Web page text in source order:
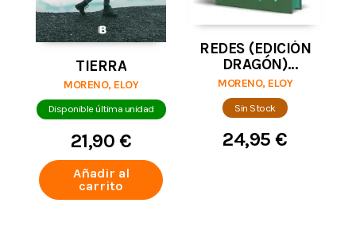
TIERRA
MORENO, ELOY
Disponible última unidad
21,90 €
Añadir al
carrito
REDES (EDICIÓN
DRAGÓN)
(INVISIBLE 2)
MORENO, ELOY
Sin Stock
24,95 €